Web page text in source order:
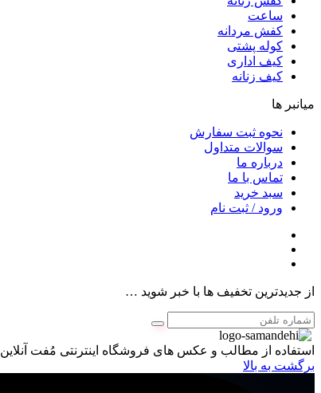
ساعت
کفش مردانه
کوله پشتی
کیف اداری
کیف زنانه
میانبر ها
نحوه ثبت سفارش
سوالات متداول
درباره ما
تماس با ما
سبد خرید
ورود / ثبت نام
از جدیدترین تخفیف ها با خبر شوید …
استفاده از مطالب و عکس های فروشگاه اینترنتی مُفت
برگشت به بالا